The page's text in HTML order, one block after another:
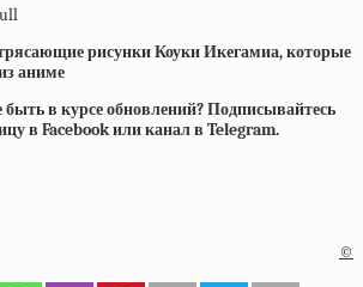
рисунки Коуки Икегамиа, которые
аниме
в курсе обновлений? Подписывайтесь
в Facebook или канал в Telegram.
©